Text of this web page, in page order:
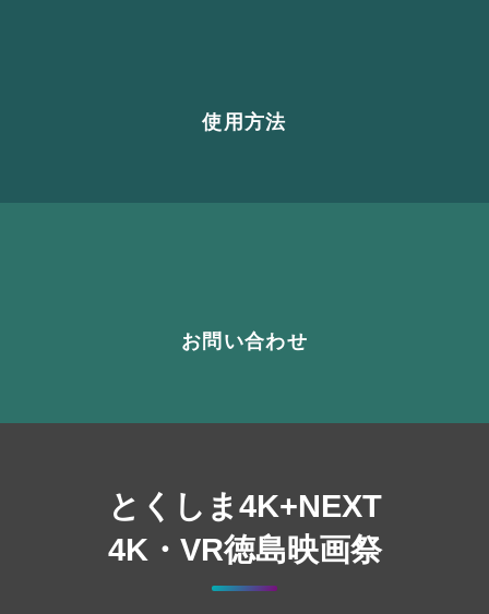
使用方法
お問い合わせ
とくしま4K+NEXT
4K・VR徳島映画祭